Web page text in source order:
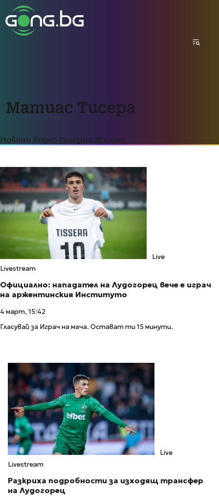
Матиас Тисера
Новини Видео Галерии Жълто
Live
Livestream
Официално: нападател на Лудогорец вече е играч
на аржентинския Институто
4 март, 15:42
Гласувай за Играч на мача. Остават ти 15 минути.
Live
Livestream
Разкриха подробности за изходящ трансфер
на Лудогорец